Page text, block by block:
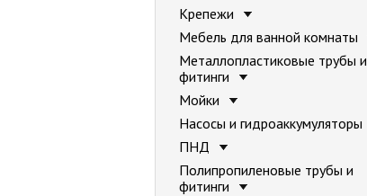
Крепежи
Мебель для ванной комнаты
Металлопластиковые трубы и
фитинги
Мойки
Насосы и гидроаккумуляторы
ПНД
Полипропиленовые трубы и
фитинги